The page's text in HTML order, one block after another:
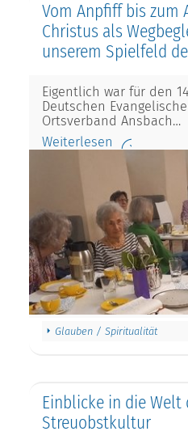
Vom Anpfiff bis zum
Christus als
unserem Spielfeld
Eigentlich war für den
Deutschen
Ortsverband Ansbach…
Weiterlesen
Glauben / Spiritualität
Einblicke in die Welt
Streuobstkultur